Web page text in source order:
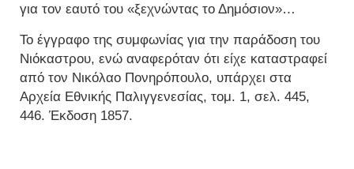
για τον εαυτό του «ξεχνώντας το Δημόσιον»…
Το έγγραφο της συμφωνίας για την παράδοση του
Νιόκαστρου, ενώ αναφερόταν ότι είχε καταστραφεί
από τον Νικόλαο Πονηρόπουλο, υπάρχει στα
Αρχεία Εθνικής Παλιγγενεσίας, τομ. 1, σελ. 445,
446. Έκδοση 1857.